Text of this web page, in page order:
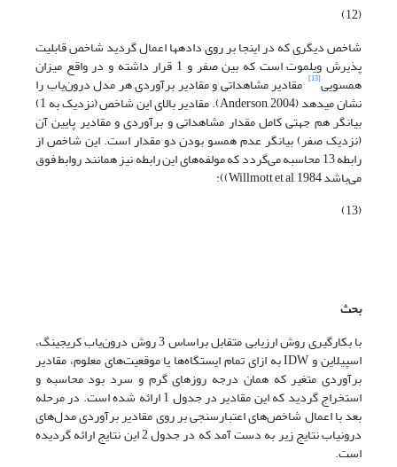
(12)
شاخص دیگری که در اینجا بر روی داده­ها اعمال گردید شاخص قابلیت
پذیرش ویلموت است که بین صفر و 1 قرار داشته و در واقع میزان
همسویی[13] مقادیر مشاهداتی و مقادیر برآوردی هر مدل درون‌یاب را
نشان می­دهد (Anderson, 2004). مقادیر بالای این شاخص (نزدیک به 1)
بیانگر هم جهتی کامل مقدار مشاهداتی و برآوردی و مقادیر پایین آن
(نزدیک صفر) بیانگر عدم همسو بودن دو مقدار است. این شاخص از
رابطه 13 محاسبه می‌گردد که مولفه‌های این رابطه نیز همانند روابط فوق
می‌باشد Willmott et al, 1984)):
(13)
بحث
با بکارگیری روش ارزیابی متقابل براساس 3 روش درون‌یاب کریجینگ،
اسپیلاین و IDW به ازای تمام ایستگاه‌ها یا موقعیت‌های معلوم، مقادیر
برآوردی متغیر که همان درجه روزهای گرم و سرد بود محاسبه و
استخراج گردید که این مقادیر در جدول 1 ارائه شده است. در مرحله
بعد با اعمال شاخص‌های اعتبارسنجی بر روی مقادیر برآوردی مدل‌های
درونیاب نتایج زیر به دست آمد که در جدول 2 این نتایج ارائه گردیده
است.